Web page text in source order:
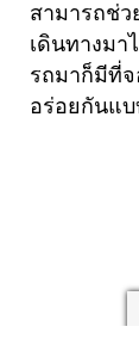
สามารถช่ว
เดินทางมา
รถมาก็มีที่
อร่อยกันแ